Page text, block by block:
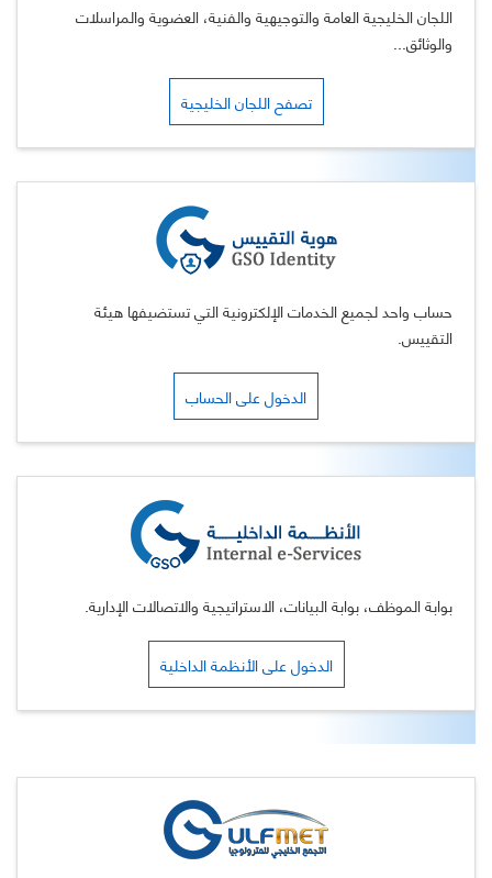
اللجان الخليجية العامة والتوجيهية والفنية، العضوية والمراسلات
والوثائق...
تصفح اللجان الخليجية
حساب واحد لجميع الخدمات الإلكترونية التي تستضيفها هيئة
التقييس.
الدخول على الحساب
بوابة الموظف، بوابة البيانات، الاستراتيجية والاتصالات الإدارية.
الدخول على الأنظمة الداخلية